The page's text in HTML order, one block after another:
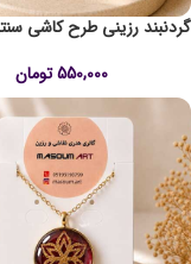
گردنبند رزینی طرح کاشی
550,000 تومان